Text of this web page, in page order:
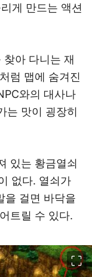
게 만드는 액션
아 다니는 재
럼 맵에 숨겨진
와의 대사나
는 맛이 굉장히
있는 황금열쇠
없다. 열쇠가
을 걸면 바닥을
트릴 수 있다.